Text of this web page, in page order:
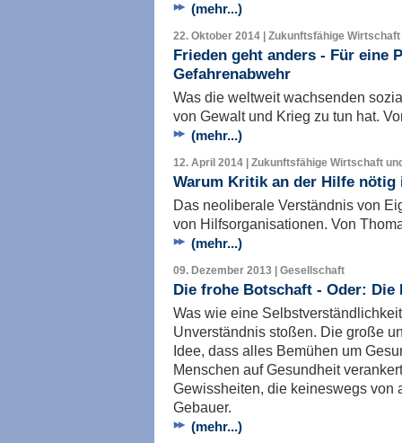
(mehr...)
22. Oktober 2014 | Zukunftsfähige
Frieden geht anders - Für eine
Gefahrenabwehr
Was die weltweit wachsenden
von Gewalt und Krieg zu tun hat.
(mehr...)
12. April 2014 | Zukunftsfähige Wirtschaft
Warum Kritik an der Hilfe nötig
Das neoliberale Verständnis von
von Hilfsorganisationen. Von
(mehr...)
09. Dezember 2013 | Gesellschaft
Die frohe Botschaft - Oder: Die
Was wie eine
Unverständnis stoßen. Die große
Idee, dass alles Bemühen um
Menschen auf Gesundheit
Gewissheiten, die keineswegs von
Gebauer.
(mehr...)